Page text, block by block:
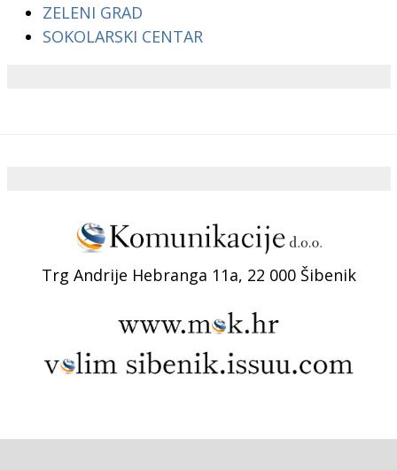
ZELENI GRAD
SOKOLARSKI CENTAR
Trg Andrije Hebranga 11a, 22 000 Šibenik